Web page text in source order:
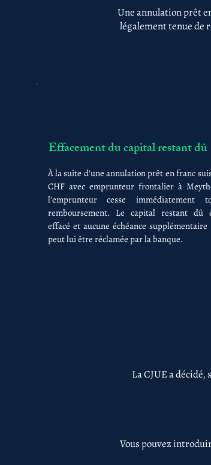
Une annulation prêt
légalement tenue de
Effacement du capital restant dû
À la suite d'une annulation prêt en franc
CHF avec emprunteur frontalier à
l'emprunteur cesse immédiatement
remboursement. Le capital restant dû
effacé et aucune échéance supplémentaire
peut lui être réclamée par la banque.
La CJUE a
Vous pouvez